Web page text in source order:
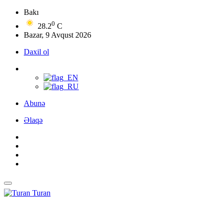
Bakı
28.20 C
Bazar, 9 Avqust 2026
Daxil ol
Abunə
Əlaqə
Turan